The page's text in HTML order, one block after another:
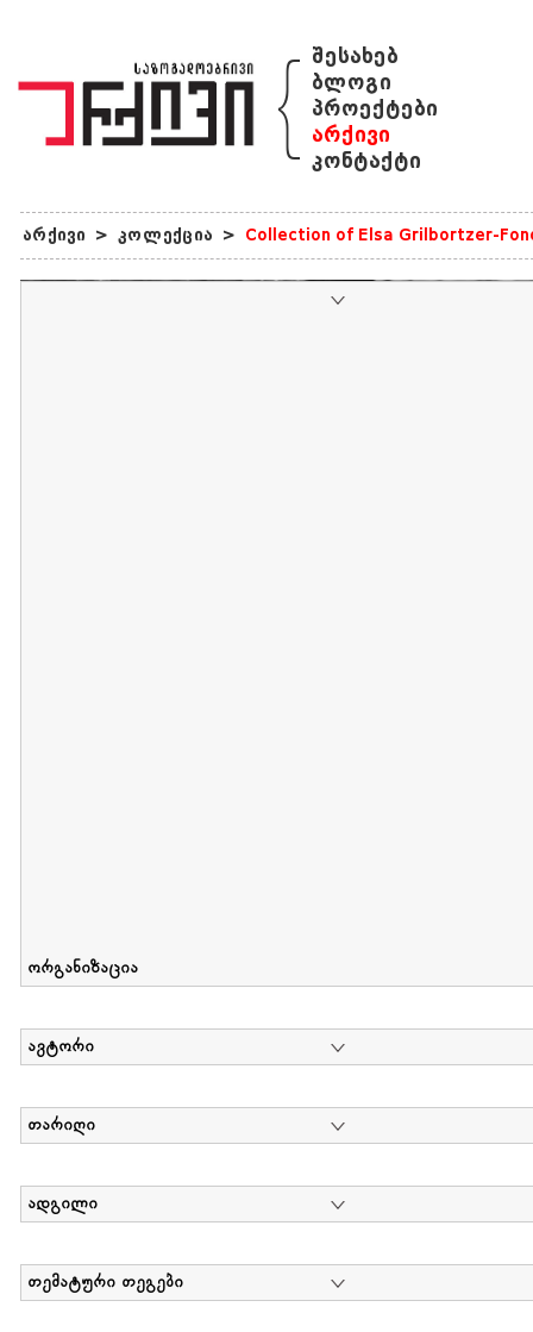
{ შესახებ
ბლოგი
პროექტები
არქივი
კონტაქტი
არქივი > კოლექცია > Collection of Elsa Grilbortzer-
ორგანიზაცია
ავტორი
თარიღი
ადგილი
თემატური თეგები